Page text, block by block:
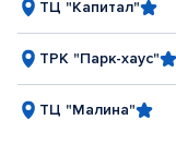
ТЦ "Капитал"
ТРК "Парк-хаус"
ТЦ "Малина"